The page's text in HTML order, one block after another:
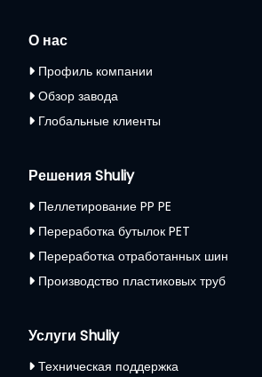
О нас
Профиль компании
Обзор завода
Глобальные клиенты
Решения Shuliy
Пеллетирование PP PE
Переработка бутылок PET
Переработка отработанных шин
Производство пластиковых труб
Услуги Shuliy
Техническая поддержка